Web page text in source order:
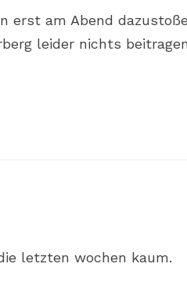
erst am Abend
leider nichts
letzten wochen kaum.